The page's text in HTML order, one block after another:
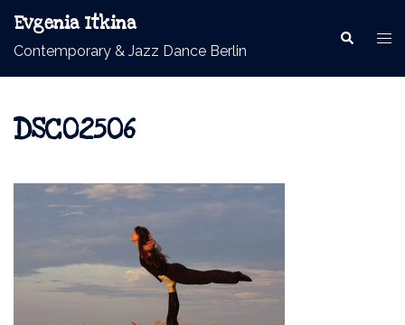
content
Evgenia Itkina
Contemporary & Jazz Dance Berlin
DSC02506